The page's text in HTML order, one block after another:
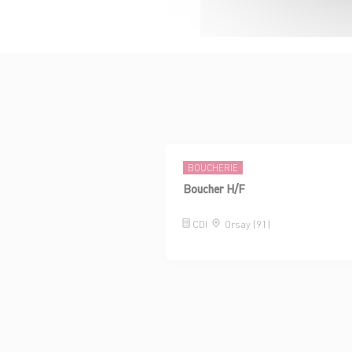
BOUCHERIE
Boucher H/F
CDI Orsay (91)